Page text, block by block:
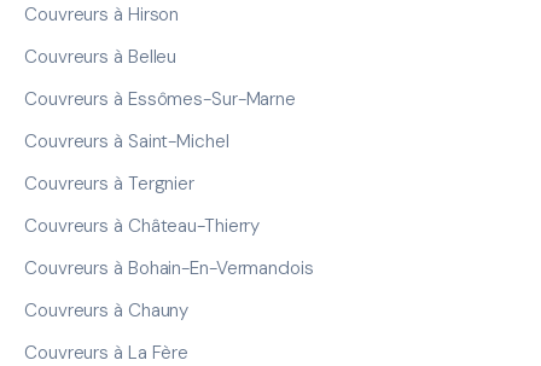
Couvreurs à Hirson
Couvreurs à Belleu
Couvreurs à Essômes-Sur-Marne
Couvreurs à Saint-Michel
Couvreurs à Tergnier
Couvreurs à Château-Thierry
Couvreurs à Bohain-En-Vermandois
Couvreurs à Chauny
Couvreurs à La Fère